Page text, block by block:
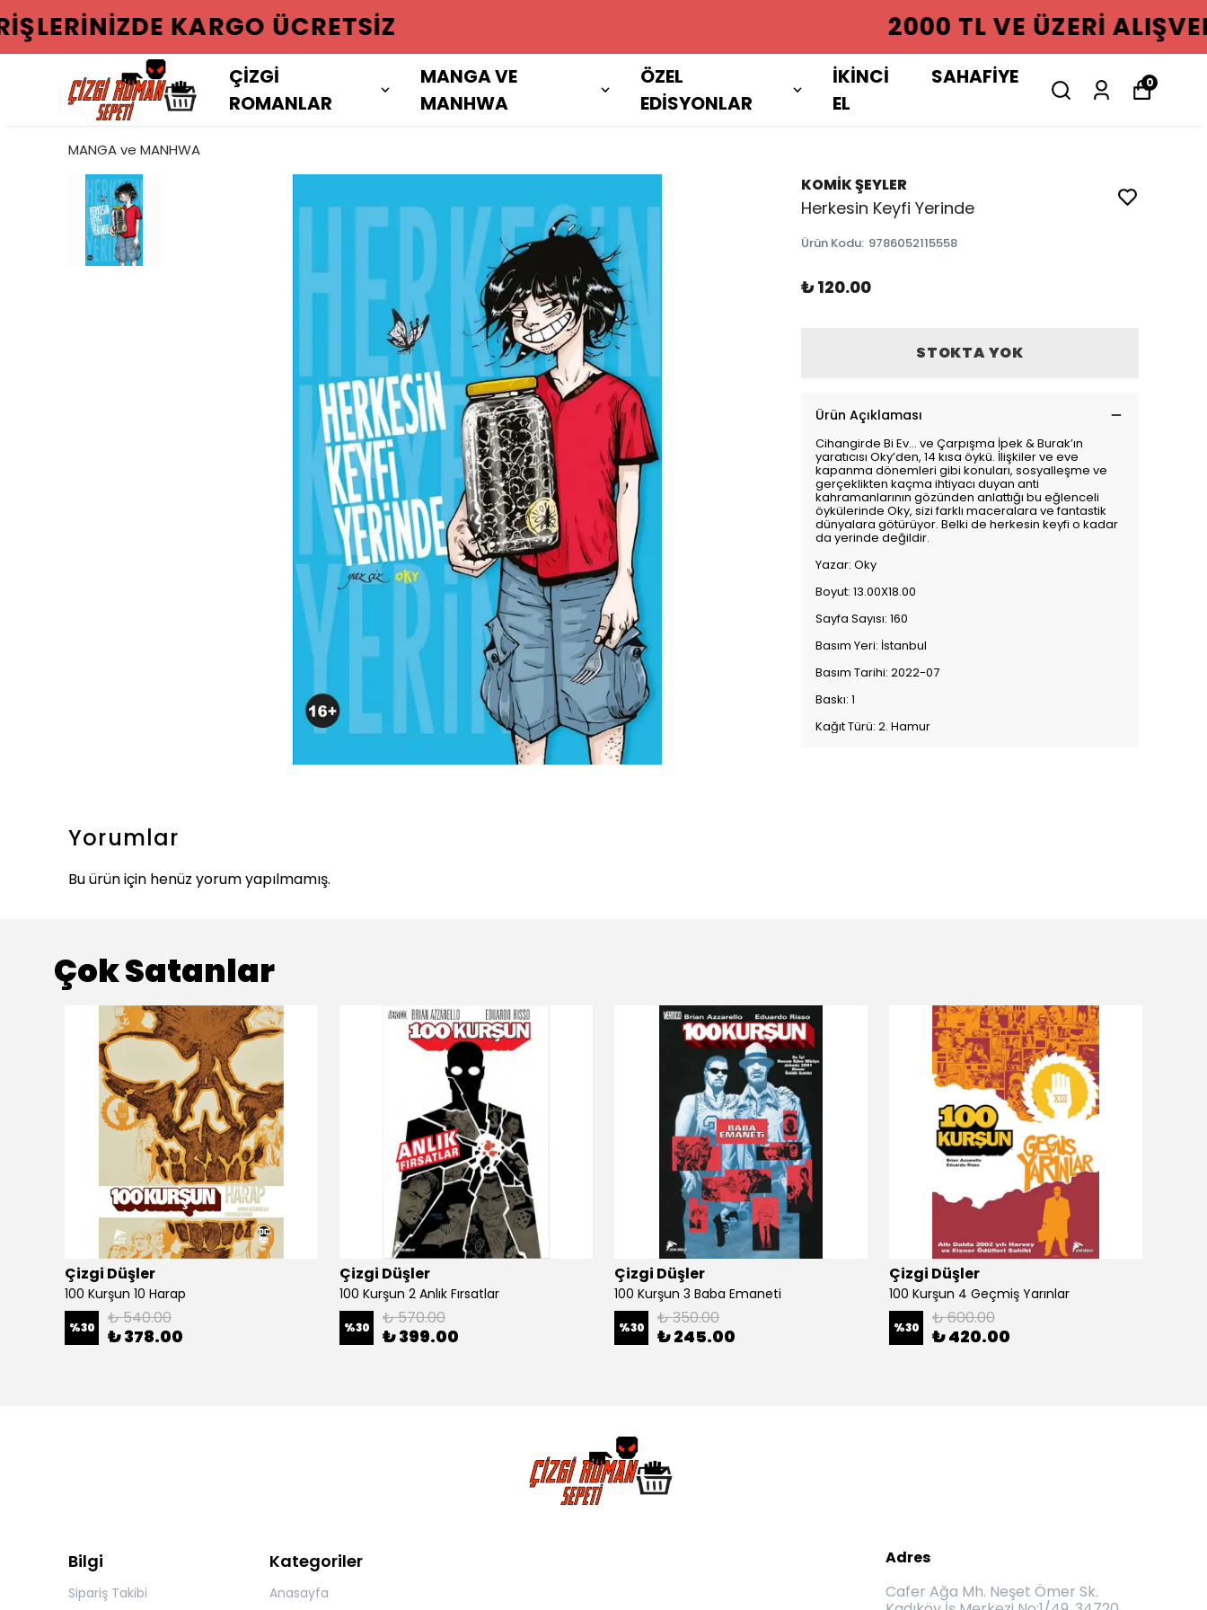
2000 TL VE ÜZERI ALIŞVERIŞLERINIZDE KARGO ÜCRETSIZ
ÇİZGİ
ROMANLAR
MANGA VE
MANHWA
ÖZEL
EDİSYONLAR
İKİNCİ
EL
SAHAFİYE 0
MANGA ve MANHWA
KOMİK ŞEYLER
Herkesin Keyfi Yerinde
Ürün Kodu: 9786052115558
₺ 120.00
STOKTA YOK
Ürün Açıklaması
Cihangirde Bi Ev… ve Çarpışma İpek & Burak’ın
yaratıcısı Oky’den, 14 kısa öykü. İlişkiler ve eve
kapanma dönemleri gibi konuları, sosyalleşme ve
gerçeklikten kaçma ihtiyacı duyan anti
kahramanlarının gözünden anlattığı bu eğlenceli
öykülerinde Oky, sizi farklı maceralara ve fantastik
dünyalara götürüyor. Belki de herkesin keyfi o kadar
da yerinde değildir.
Yazar: Oky
Boyut: 13.00X18.00
Sayfa Sayısı: 160
Basım Yeri: İstanbul
Basım Tarihi: 2022-07
Baskı: 1
Kağıt Türü: 2. Hamur
Yorumlar
Bu ürün için henüz yorum yapılmamış.
Çok Satanlar
Çizgi Düşler
100 Kurşun 10 Harap
%30 ₺ 540.00
₺ 378.00
Çizgi Düşler
100 Kurşun 2 Anlık Fırsatlar
%30 ₺ 570.00
₺ 399.00
Çizgi Düşler
100 Kurşun 3 Baba Emaneti
%30 ₺ 350.00
₺ 245.00
Çizgi Düşler
100 Kurşun 4 Geçmiş Yarınlar
%30 ₺ 600.00
₺ 420.00
Bilgi
Sipariş Takibi
Kategoriler
Anasayfa
Adres
Cafer Ağa Mh. Neşet Ömer Sk.